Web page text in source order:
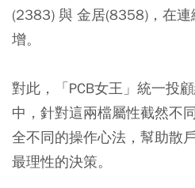
(2383) 與 金居(8358)，在
增。
對此，「PCB女王」統一投
中，針對這兩檔屬性截然不
全不同的操作心法，幫助散
最理性的決策。